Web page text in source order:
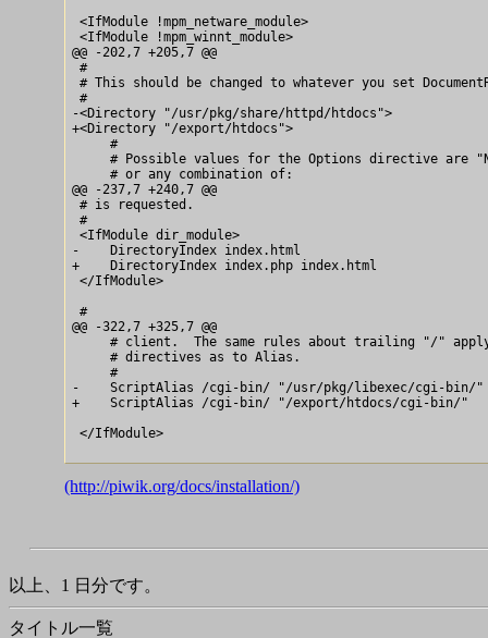
<IfModule !mpm_netware_module>
<IfModule !mpm_winnt_module>
@@ -202,7 +205,7 @@
#
# This should be changed to whatever you set
#
-<Directory "/usr/pkg/share/httpd/htdocs">
+<Directory "/export/htdocs">
     #
# Possible values for the Options directive are
     # or any combination of:
@@ -237,7 +240,7 @@
# is requested.
#
<IfModule dir_module>
-    DirectoryIndex index.html
+    DirectoryIndex index.php index.html
</IfModule>
#
@@ -322,7 +325,7 @@
# client.  The same rules about trailing "/"
     # directives as to Alias.
     #
-    ScriptAlias /cgi-bin/ "/usr/pkg/libexec/cgi-bin/"
+    ScriptAlias /cgi-bin/ "/export/htdocs/cgi-bin/"
</IfModule>
(http://piwik.org/docs/installation/)
以上、1 日分です。
タイトル一覧